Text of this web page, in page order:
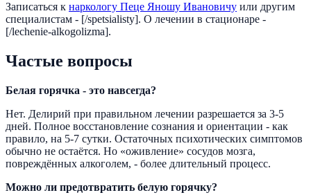
Записаться к наркологу Пеце Яношу Ивановичу или другим
специалистам - [/spetsialisty]. О лечении в стационаре -
[/lechenie-alkogolizma].
Частые вопросы
Белая горячка - это навсегда?
Нет. Делирий при правильном лечении разрешается за 3-5
дней. Полное восстановление сознания и ориентации - как
правило, на 5-7 сутки. Остаточных психотических симптомов
обычно не остаётся. Но «оживление» сосудов мозга,
повреждённых алкоголем, - более длительный процесс.
Можно ли предотвратить белую горячку?